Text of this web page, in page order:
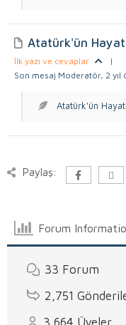
Atatürk'ün
İlk yazı ve cevaplar
|
Son mesaj Moderatör, 2 yıl
Atatürk'ün
Paylaş:
Forum
33 Forum
2,751
3,664 Üyeler